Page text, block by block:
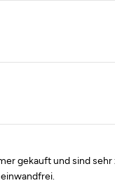
gekauft und sind